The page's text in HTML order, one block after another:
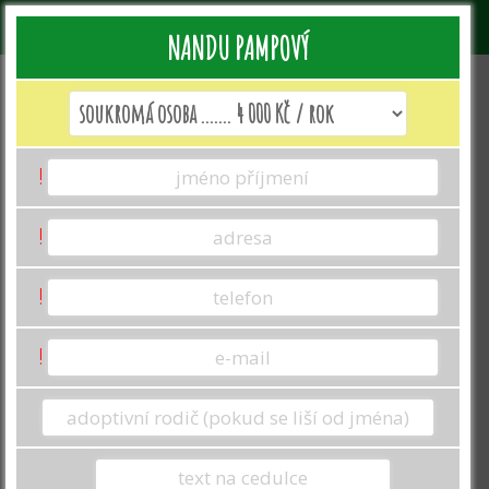
Jak vyplnit formulář k adopci?
Jméno a příjmení: Uveďte jméno toho, kdo
adopci zařizuje.Toto jméno se promítne
v darovací smlouvě. BEZ ZASLÁNÍ
DAROVACÍ SMLOUVY NEMŮŽE BÝT
ODESLÁNA ADOPČNÍ LISTINA.
Adresa se propíše na darovací smlouvě,
kterou nám podepsanou zašlete
zpět emailem přes přiložený odkaz v
emailu s doručenou darovací
smlouvou.Adresu uvádějte celou vč.
ulice, města a PSČ.
V případě darování adopce uveďte svůj
telefon a email, jelikož právě na něj Vám
NANDU PAMPOVÝ
!
!
!
!